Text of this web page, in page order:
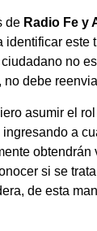
de Radio Fe y
identificar este
no
debe
asumir el
a
obtendrán
si se
de esta